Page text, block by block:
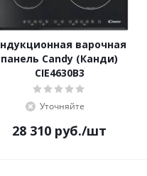
варочная
панель Candy (Канди)
CIE4630B3
Уточняйте
28 310 руб./шт